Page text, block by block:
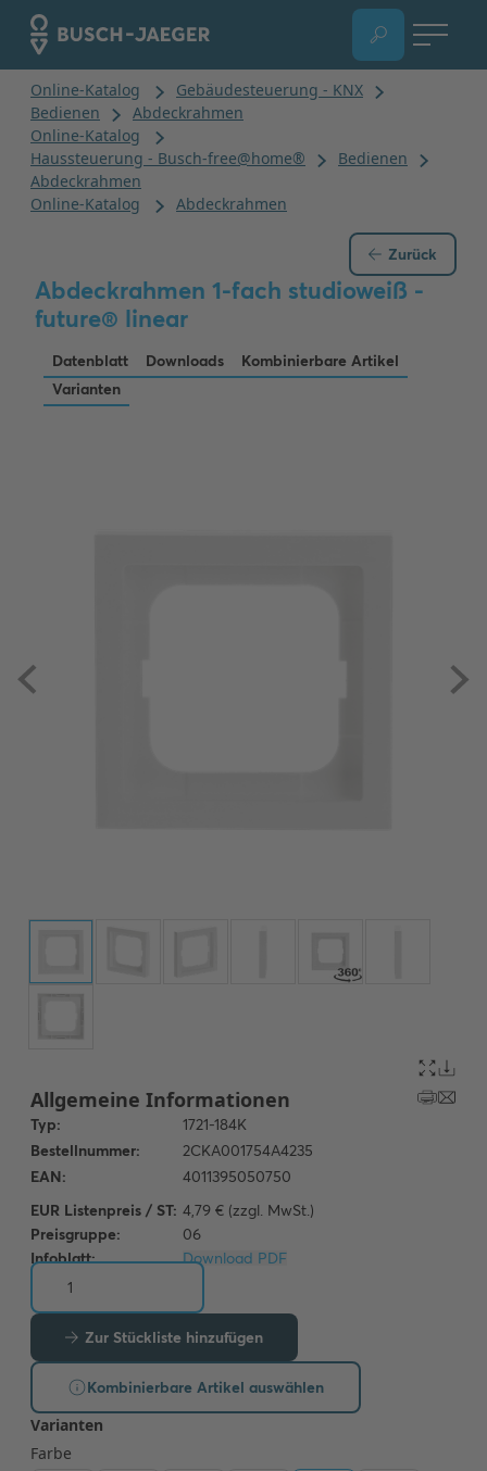
Zurück
Abdeckrahmen 1-fach studioweiß -
future® linear
Datenblatt Downloads
Kombinierbare Artikel
Varianten
EUR Listenpreis / ST: 4,79 € (zzgl. MwSt.)
Preisgruppe:
06
Infoblatt:
Download PDF
Zur Stückliste hinzufügen
Kombinierbare Artikel auswählen